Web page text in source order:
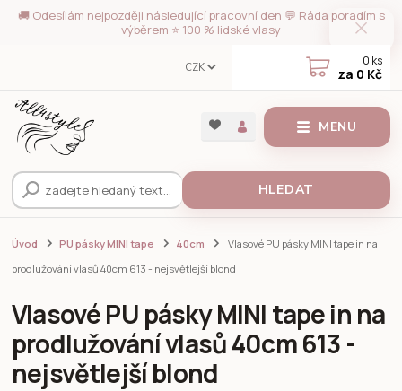
🚚 Odesílám nejpozději následující pracovní den 💬 Ráda poradím s
výběrem ⭐ 100 % lidské vlasy
MENU
CZK
HLEDAT
0 ks
za 0 Kč
Úvod PU pásky MINI tape 40cm
Vlasové PU pásky MINI tape in na
prodlužování vlasů 40cm 613 - nejsvětlejší blond
Vlasové PU pásky MINI tape in na
prodlužování vlasů 40cm 613 -
nejsvětlejší blond